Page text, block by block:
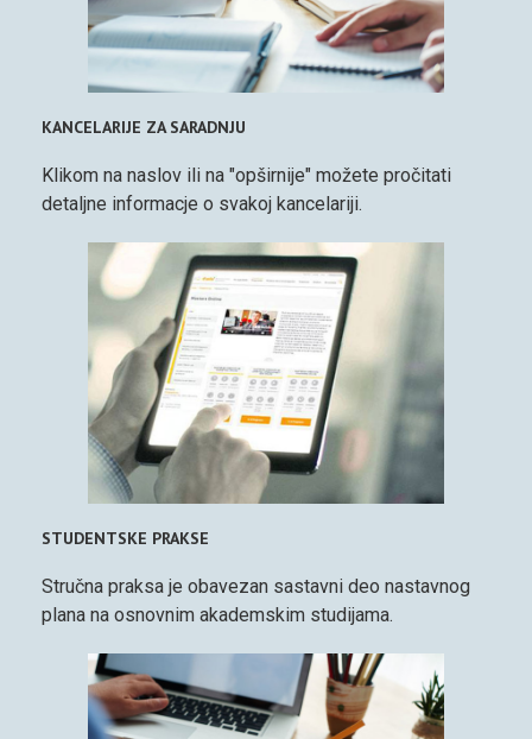
KANCELARIJE ZA SARADNJU
Klikom na naslov ili na "opširnije" možete pročitati
detaljne informacje o svakoj kancelariji.
STUDENTSKE PRAKSE
Stručna praksa je obavezan sastavni deo nastavnog
plana na osnovnim akademskim studijama.